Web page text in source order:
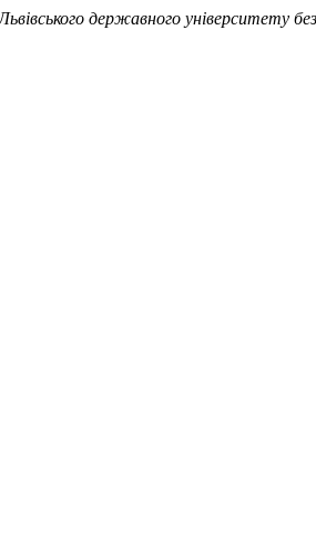
державного університету